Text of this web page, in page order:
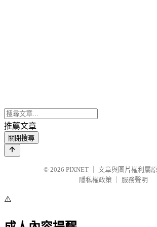
推薦文章
關閉搜尋
© 2026 PIXNET
文章與圖片權利屬
隱私權政策
服務聲明
⚠️